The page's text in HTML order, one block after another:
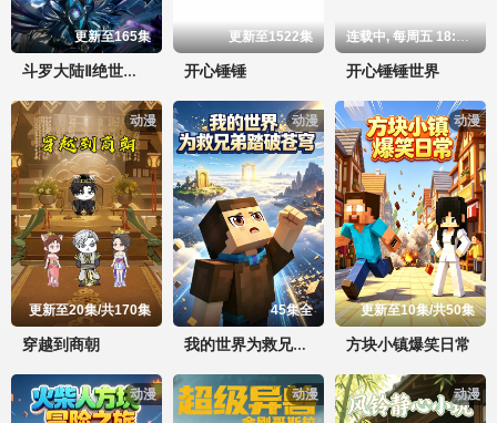
更新至165集
斗罗大陆Ⅱ绝世唐门
更新至1522集
开心锤锤
连载中, 每周五 18:00更新
开心锤锤世界
动漫
更新至20集/共170集
穿越到商朝
动漫
45集全
我的世界为救兄弟踏破苍穹
动漫
更新至10集/共50集
方块小镇爆笑日常
动漫 动漫 动漫